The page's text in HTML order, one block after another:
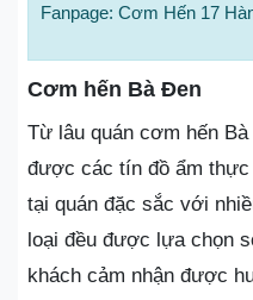
Fanpage: Cơm Hến 17
Cơm hến Bà Đen
Từ lâu quán cơm hến
được các tín đồ ẩm
tại quán đặc sắc với
loại đều được lựa chọn
khách cảm nhận được